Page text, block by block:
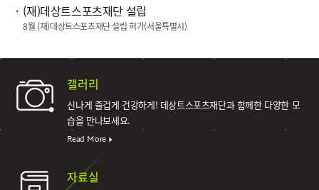
(재)데상트스포츠재단 설립
8월 (재)데상트스포츠재단 설립 허가(서울특별시)
갤러리
신나게 즐겁게 건강하게! 데상트스포츠재단과 함께한 다양한 모
습을 만나보세요.
Read More
자료실